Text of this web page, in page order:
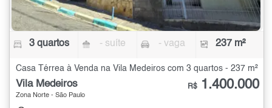
3 quartos - suíte - vaga 237 m²
Casa Térrea à Venda na Vila Medeiros com 3 quartos - 237 m²
Vila Medeiros
Zona Norte - São Paulo
R$ 1.400.000